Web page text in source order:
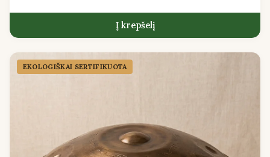
Į krepšelį
EKOLOGIŠKAI SERTIFIKUOTA